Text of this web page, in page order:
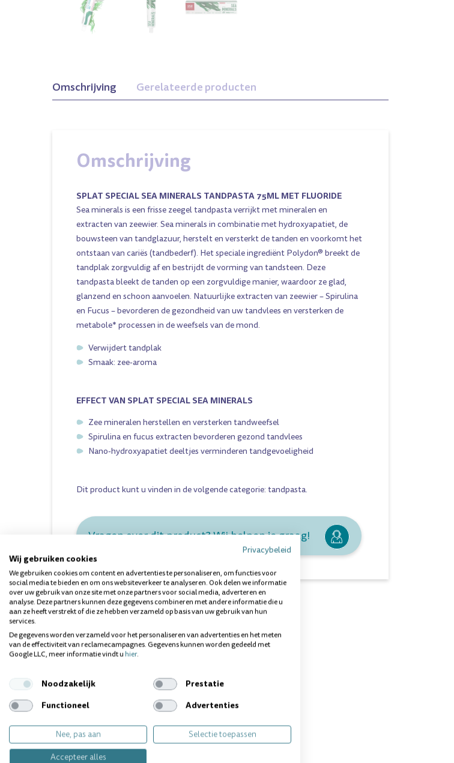
Omschrijving Gerelateerde producten
Omschrijving
SPLAT SPECIAL SEA MINERALS TANDPASTA 75ML MET FLUORIDE
Sea minerals is een frisse zeegel tandpasta verrijkt met mineralen en
extracten van zeewier. Sea minerals in combinatie met hydroxyapatiet, de
bouwsteen van tandglazuur, herstelt en versterkt de tanden en voorkomt het
ontstaan van cariës (tandbederf). Het speciale ingrediënt Polydon® breekt de
tandplak zorgvuldig af en bestrijdt de vorming van tandsteen. Deze
tandpasta bleekt de tanden op een zorgvuldige manier, waardoor ze glad,
glanzend en schoon aanvoelen. Natuurlijke extracten van zeewier – Spirulina
en Fucus – bevorderen de gezondheid van uw tandvlees en versterken de
metabole* processen in de weefsels van de mond.
Verwijdert tandplak
Smaak: zee-aroma
EFFECT VAN SPLAT SPECIAL SEA MINERALS
Zee mineralen herstellen en versterken tandweefsel
Spirulina en fucus extracten bevorderen gezond tandvlees
Nano-hydroxyapatiet deeltjes verminderen tandgevoeligheid
Dit product kunt u vinden in de volgende categorie: tandpasta.
Vragen over dit product? Wij helpen je graag!
Gerelateerde producten
Staffel
Privacybeleid
Wij gebruiken cookies
We gebruiken cookies om content en advertenties te personaliseren, om functies voor
social media te bieden en om ons websiteverkeer te analyseren. Ook delen we informatie
over uw gebruik van onze site met onze partners voor social media, adverteren en
analyse. Deze partners kunnen deze gegevens combineren met andere informatie die u
aan ze heeft verstrekt of die ze hebben verzameld op basis van uw gebruik van hun
services.
De gegevens worden verzameld voor het personaliseren van advertenties en het meten
van de effectiviteit van reclamecampagnes. Gegevens kunnen worden gedeeld met
Google LLC, meer informatie vindt uhier.
Noodzakelijk
Prestatie
Functioneel
Advertenties
Nee, pas aan
Selectie toepassen
Accepteer alles